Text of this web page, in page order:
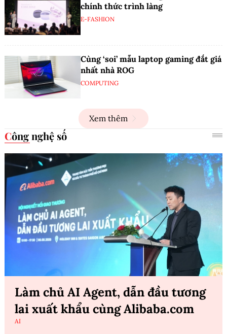
chính thức trình làng
E-FASHION
Cùng ‘soi’ mẫu laptop gaming đắt giá
nhất nhà ROG
COMPUTING
Xem thêm
Công nghệ số
Làm chủ AI Agent, dẫn đầu tương
lai xuất khẩu cùng Alibaba.com
AI